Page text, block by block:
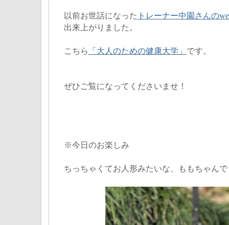
以前お世話になった トレーナー中園さんの
出来上がりました。
こちら 「大人のための健康大学」 です。
ぜひご覧になってくださいませ！
※今日のお楽しみ
ちっちゃくてお人形みたいな、ももちゃん